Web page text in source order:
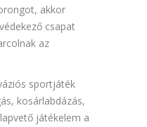
akkor
csapat
az
sportjáték
kosárlabdázás,
játékelem a